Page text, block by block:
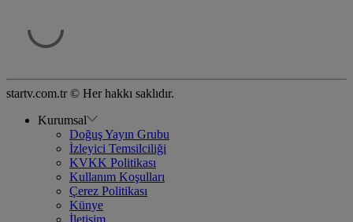
startv.com.tr © Her hakkı saklıdır.
Kurumsal
Doğuş Yayın Grubu
İzleyici Temsilciliği
KVKK Politikası
Kullanım Koşulları
Çerez Politikası
Künye
İletişim